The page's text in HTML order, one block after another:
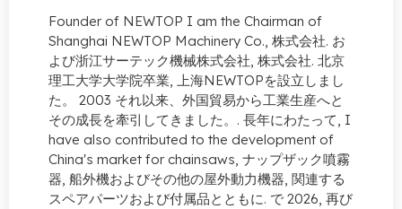
Founder of NEWTOP I am the Chairman of
Shanghai NEWTOP Machinery Co., 株式会社. お
よび浙江サーテック機械株式会社, 株式会社. 北京
理工大学大学院卒業, 上海NEWTOPを設立しまし
た。 2003 それ以来、外国貿易から工業生産へと
その成長を牽引してきました。. 長年にわたって, I
have also contributed to the development of
China's market for chainsaws, ナップザック噴霧
器, 船外機およびその他の屋外動力機器, 関連する
スペアパーツおよび付属品とともに. で 2026, 再び